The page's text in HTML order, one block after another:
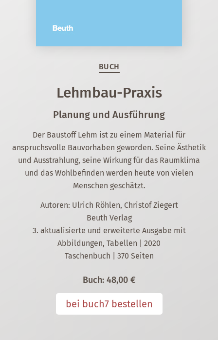
BUCH
Lehmbau-Praxis
Planung und Ausführung
Der Baustoff Lehm ist zu einem Material für
anspruchsvolle Bauvorhaben geworden. Seine Ästhetik
und Ausstrahlung, seine Wirkung für das Raumklima
und das Wohlbefinden werden heute von vielen
Menschen geschätzt.
Autoren: Ulrich Röhlen, Christof Ziegert
Beuth Verlag
3. aktualisierte und erweiterte Ausgabe mit
Abbildungen, Tabellen | 2020
Taschenbuch | 370 Seiten
Buch: 48,00 €
bei buch7 bestellen